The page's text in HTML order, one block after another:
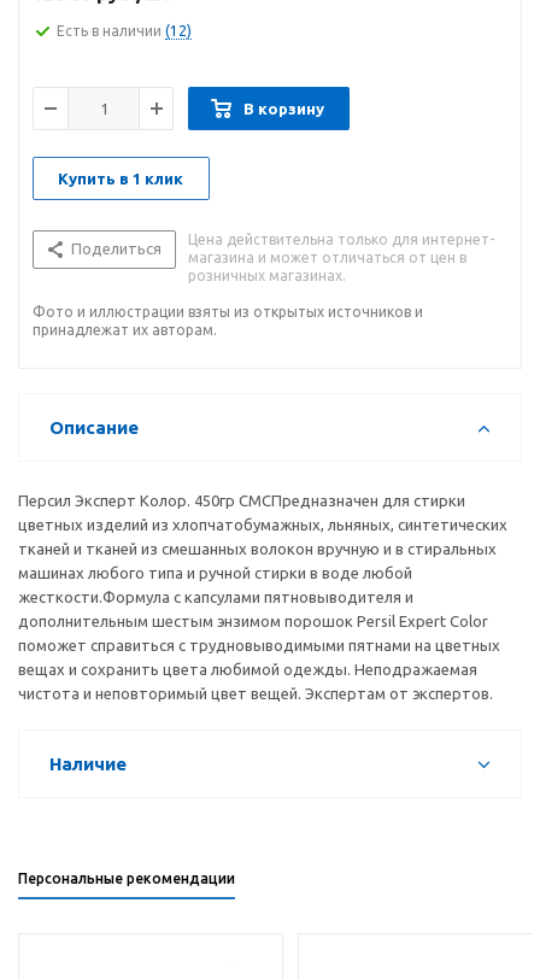
Есть в наличии (12)
В корзину
Купить в 1 клик
Поделиться
Цена действительна только для интернет-
магазина и может отличаться от цен в
розничных магазинах.
Фото и иллюстрации взяты из открытых источников и
принадлежат их авторам.
Описание
Персил Эксперт Колор. 450гр СМСПредназначен для стирки
цветных изделий из хлопчатобумажных, льняных, синтетических
тканей и тканей из смешанных волокон вручную и в стиральных
машинах любого типа и ручной стирки в воде любой
жесткости.Формула с капсулами пятновыводителя и
дополнительным шестым энзимом порошок Persil Expert Color
поможет справиться с трудновыводимыми пятнами на цветных
вещах и сохранить цвета любимой одежды. Неподражаемая
чистота и неповторимый цвет вещей. Экспертам от экспертов.
Наличие
Персональные рекомендации